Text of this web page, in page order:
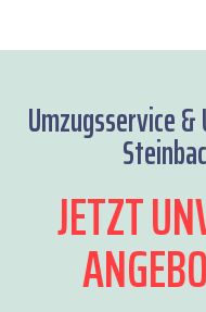
Umzugsservice
JETZT